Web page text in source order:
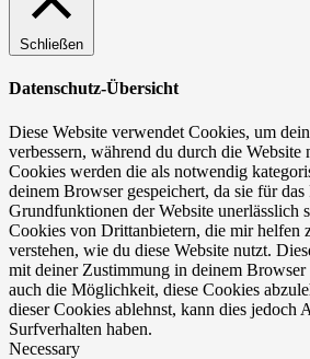
Schließen
Datenschutz-Übersicht
Diese Website verwendet Cookies, um
verbessern, während du durch die Website
Cookies werden die als notwendig
deinem Browser gespeichert, da sie für
Grundfunktionen der Website unerlässlich
Cookies von Drittanbietern, die mir helfen
verstehen, wie du diese Website nutzt.
mit deiner Zustimmung in deinem Browser
auch die Möglichkeit, diese Cookies
dieser Cookies ablehnst, kann dies jedoch
Surfverhalten haben.
Necessary